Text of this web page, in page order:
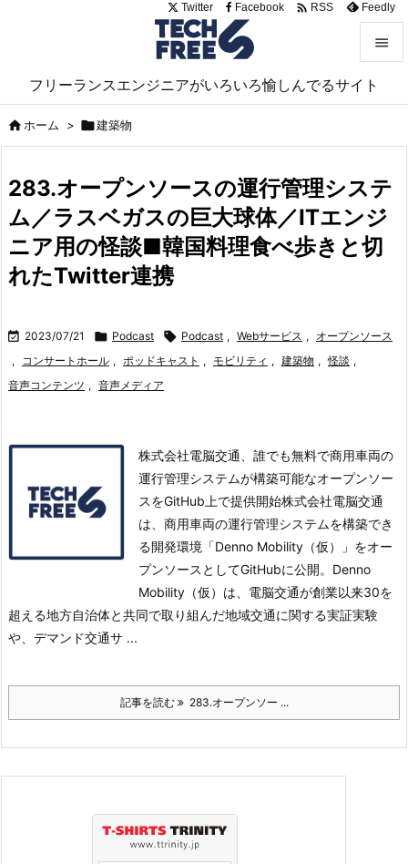
フリーランスエンジニアがいろいろ愉しんでるサイト


サイド

前へ

次へ
Twitter Facebook  RSS Feedly
ホーム > 建築物
283.オープンソースの運行管理システ
ム／ラスベガスの巨大球体／ITエンジ
ニア用の怪談■韓国料理食べ歩きと切
れたTwitter連携
 2023/07/21  Podcast  Podcast , Webサービス , オープンソース
, コンサートホール , ポッドキャスト , モビリティ , 建築物 , 怪談 ,
音声コンテンツ , 音声メディア
株式会社電脳交通、誰でも無料で商用車両の
運行管理システムが構築可能なオープンソー
スをGitHub上で提供開始株式会社電脳交通
は、商用車両の運行管理システムを構築でき
る開発環境「Denno Mobility（仮）」をオー
プンソースとしてGitHubに公開。 Denno
Mobility（仮）は、電脳交通が創業以来30を
超える地方自治体と共同で取り組んだ地域交通に関する実証実験
や、デマンド交通サ ...
記事を読む 283.オープンソー ...